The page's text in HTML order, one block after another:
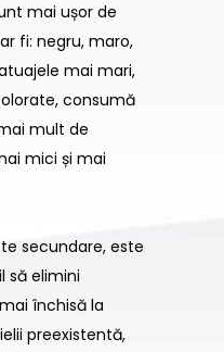
mai ușor de
fi: negru, maro,
mai mari,
consumă
mult de
mici și mai
secundare, este
să elimini
închisă la
preexistentă,